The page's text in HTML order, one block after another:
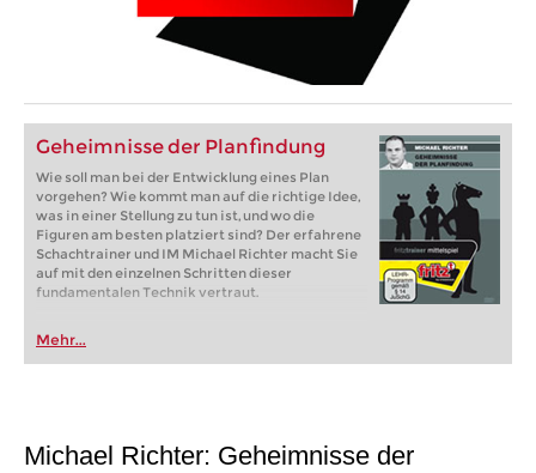
Geheimnisse der Planfindung
Wie soll man bei der Entwicklung eines Plan
vorgehen? Wie kommt man auf die richtige Idee,
was in einer Stellung zu tun ist, und wo die
Figuren am besten platziert sind? Der erfahrene
Schachtrainer und IM Michael Richter macht Sie
auf mit den einzelnen Schritten dieser
fundamentalen Technik vertraut.
Mehr...
Michael Richter: Geheimnisse der